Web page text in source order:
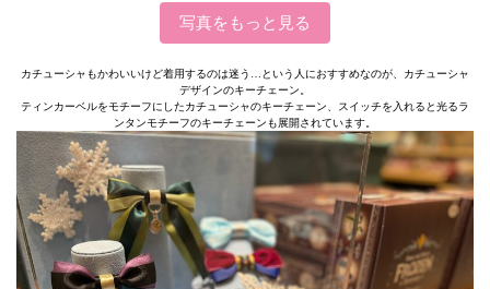
写真をもっと見る
カチューシャもかわいいけど着用するのは迷う…という人におすすめなのが、カチューシャ
デザインのキーチェーン。
ティンカーベルをモチーフにしたカチューシャのキーチェーン、スイッチを入れると光るラ
ンタンモチーフのキーチェーンも展開されています。